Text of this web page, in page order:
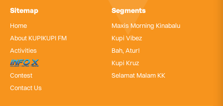
Sitemap
Home
About KUPIKUPI FM
Activities
InfoX
Contest
Contact Us
Segments
Maxis Morning Kinabalu
Kupi Vibez
Bah, Atur!
Kupi Kruz
Selamat Malam KK